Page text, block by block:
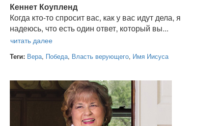
Кеннет Коупленд
Когда кто-то спросит вас, как у вас идут дела, я
надеюсь, что есть один ответ, который вы...
Теги: Вера, Победа, Власть верующего, Имя Иисуса